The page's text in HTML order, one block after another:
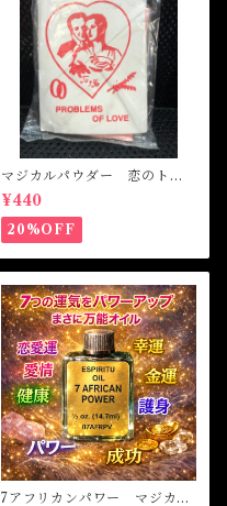
マジカルパウダー 恋のトラ
ブル Magical Powder PR
OBLEM OF LOVE
¥440
20%OFF
7アフリカンパワー マジカル